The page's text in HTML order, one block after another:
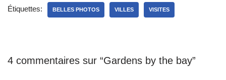
Étiquettes: BELLES PHOTOS VILLES VISITES
4 commentaires sur “Gardens by the bay”